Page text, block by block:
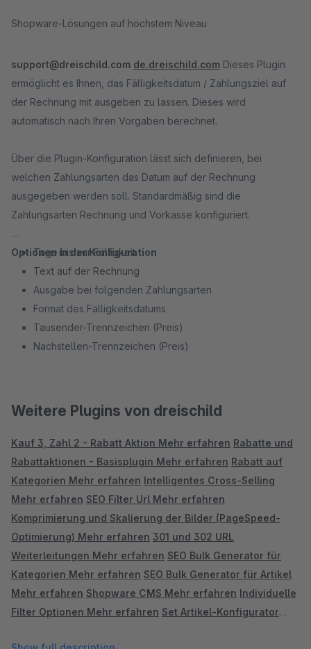
Shopware-Lösungen auf höchstem Niveau
support@dreischild.com de.dreischild.com
ermöglicht es Ihnen, das Fälligkeitsdatum / Zahlungsziel auf
der Rechnung mit ausgeben zu lassen. Dieses wird
automatisch nach Ihren Vorgaben berechnet.
Über die Plugin-Konfiguration lässt sich definieren, bei
welchen Zahlungsarten das Datum auf der Rechnung
ausgegeben werden soll. Standardmäßig sind die
Zahlungsarten Rechnung und Vorkasse konfiguriert.
Optionen in der Konfiguration
Tage bis zur Fälligkeit
Text auf der Rechnung
Ausgabe bei folgenden Zahlungsarten
Format des Fälligkeitsdatums
Tausender-Trennzeichen (Preis)
Nachstellen-Trennzeichen (Preis)
Weitere Plugins von dreischild
Kauf 3, Zahl 2 - Rabatt Aktion Mehr erfahren Rabatte und
Rabattaktionen - Basisplugin Mehr erfahren Rabatt auf
Kategorien Mehr erfahren Intelligentes Cross-Selling
Mehr erfahren SEO Filter Url Mehr erfahren
Komprimierung und Skalierung der Bilder (PageSpeed-
Optimierung) Mehr erfahren 301 und 302 URL
Weiterleitungen Mehr erfahren SEO Bulk Generator für
Kategorien Mehr erfahren SEO Bulk Generator für Artikel
Mehr erfahren Shopware CMS Mehr erfahren Individuelle
Filter Optionen Mehr erfahren Set Artikel-Konfigurator